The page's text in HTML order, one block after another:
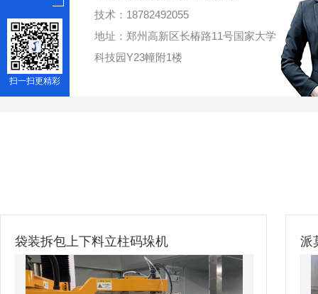
扫一扫更精彩
技术：18782492055
地址：郑州高新区长椿路11号国家大学
科技园Y23幢附1楼
袋装拆包上下料立柱码垛机 派